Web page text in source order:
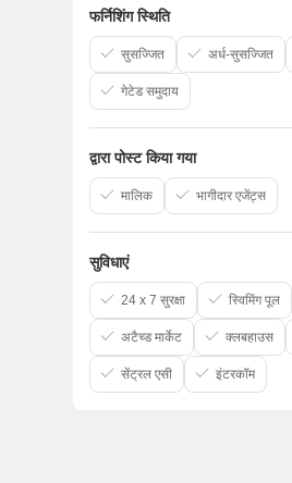
फर्निशिंग स्थिति
सुसज्जित अर्ध-सुसज्जित
गेटेड समुदाय
द्वारा पोस्ट किया गया
मालिक भागीदार एजेंट्स
सुविधाएं
24 x 7 सुरक्षा स्विमिंग पूल
अटैच्ड मार्केट क्लबहाउस
सेंट्रल एसी इंटरकॉम